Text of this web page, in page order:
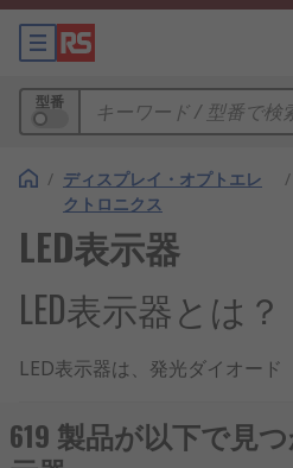
型番
/ ディスプレイ・オプトエレ
クトロニクス
/
LED表示器
LED表示器とは？
LED表示器は、発光ダイオード
一般家電まで幅広く使用されて
度、長寿命という特徴を活かし
619 製品が以下で見